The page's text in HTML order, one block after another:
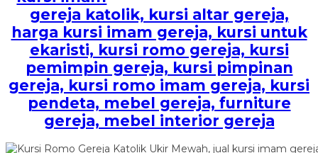
gereja katolik, kursi altar gereja,
harga kursi imam gereja, kursi untuk
ekaristi, kursi romo gereja, kursi
pemimpin gereja, kursi pimpinan
gereja, kursi romo imam gereja, kursi
pendeta, mebel gereja, furniture
gereja, mebel interior gereja